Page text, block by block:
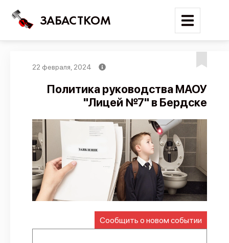
ЗАБАСТКОМ
Поиск
Новости
Карта событий
Трудовые конфликты
Отчеты
Предложить публикацию
API
22 февраля, 2024
Политика руководства МАОУ
"Лицей №7" в Бердске
Сообщить о новом событии